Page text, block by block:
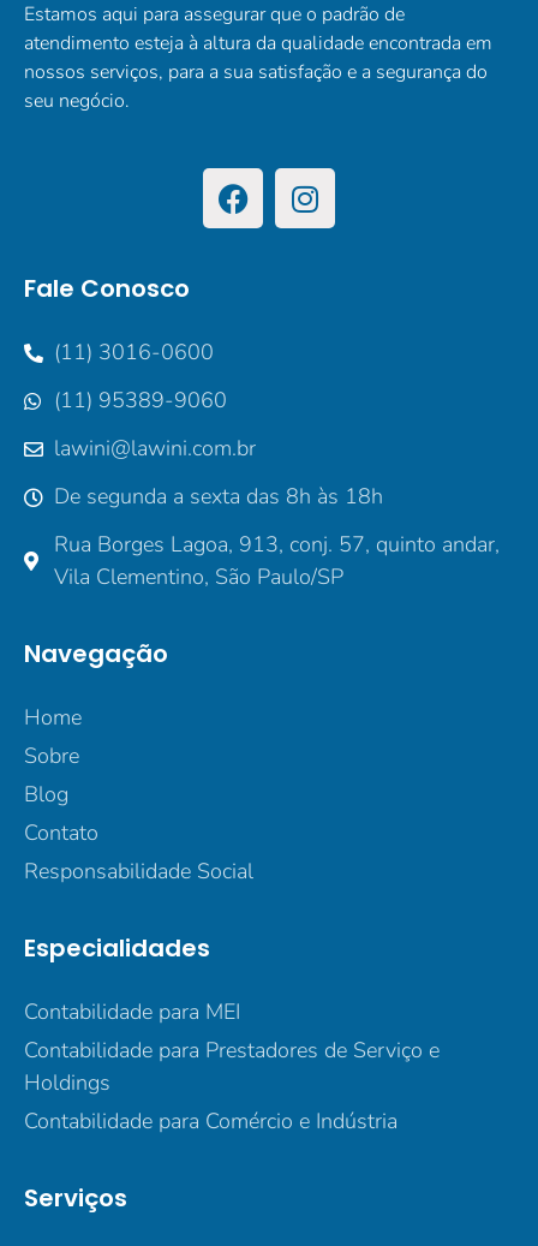
Estamos aqui para assegurar que o padrão de
atendimento esteja à altura da qualidade encontrada em
nossos serviços, para a sua satisfação e a segurança do
seu negócio.
Fale Conosco
(11) 3016-0600
(11) 95389-9060
lawini@lawini.com.br
De segunda a sexta das 8h às 18h
Rua Borges Lagoa, 913, conj. 57, quinto andar,
Vila Clementino, São Paulo/SP
Navegação
Home
Sobre
Blog
Contato
Responsabilidade Social
Especialidades
Contabilidade para MEI
Contabilidade para Prestadores de Serviço e
Holdings
Contabilidade para Comércio e Indústria
Serviços